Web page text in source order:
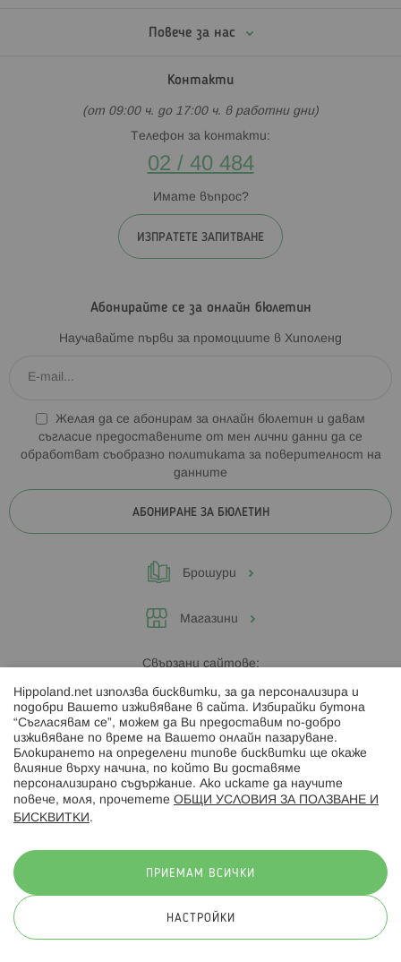
Повече за нас
Контакти
(от 09:00 ч. до 17:00 ч. в работни дни)
Телефон за контакти:
02 / 40 484
Имате въпрос?
ИЗПРАТЕТЕ ЗАПИТВАНЕ
Абонирайте се за онлайн бюлетин
Научавайте първи за промоциите в Хиполенд
Желая да се абонирам за онлайн бюлетин и давам
съгласие предоставените от мен лични данни да се
обработват съобразно политиката за поверителност на
данните
АБОНИРАНЕ ЗА БЮЛЕТИН
Брошури
Магазини
Свързани сайтове:
Hippoland.ro
Последвайте ни:
© 2026 Hippoland.net. Всички права запазени
Hippoland.net използва бисквитки, за да персонализира и
подобри Вашето изживяване в сайта. Избирайки бутона
“Съгласявам се”, можем да Ви предоставим по-добро
изживяване по време на Вашето онлайн пазаруване.
Блокирането на определени типове бисквитки ще окаже
влияние върху начина, по който Ви доставяме
персонализирано съдържание. Ако искате да научите
повече, моля, прочетете ОБЩИ УСЛОВИЯ ЗА ПОЛЗВАНЕ И
БИСКВИТКИ .
ПРИЕМАМ ВСИЧКИ
НАСТРОЙКИ